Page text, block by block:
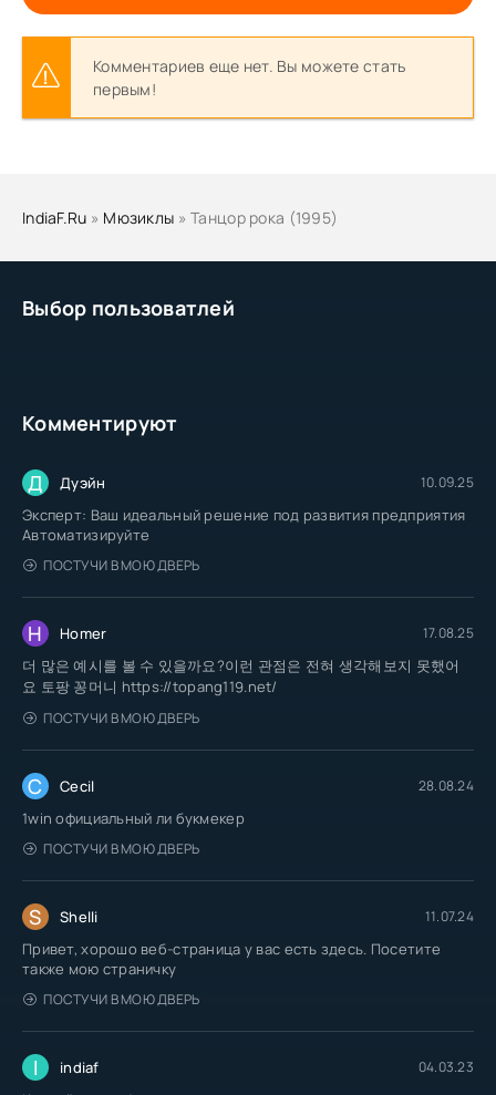
Выбор пользоватлей
Комментируют
Д Дуэйн 10.09.25
Эксперт: Ваш идеальный решение под развития предприятия
Автоматизируйте
ПОСТУЧИ В МОЮ ДВЕРЬ
H Homer 17.08.25
더 많은 예시를 볼 수 있을까요?이런 관점은 전혀 생각해보지 못했어
요 토팡 꽁머니 https://topang119.net/
ПОСТУЧИ В МОЮ ДВЕРЬ
C Cecil 28.08.24
1win официальный ли букмекер
ПОСТУЧИ В МОЮ ДВЕРЬ
S Shelli 11.07.24
Привет, хорошо веб-страница у вас есть здесь. Посетите
также мою страничку
ПОСТУЧИ В МОЮ ДВЕРЬ
I indiaf 04.03.23
Комментариев еще нет. Вы можете стать
первым!
IndiaF.Ru » Мюзиклы » Танцор рока (1995)